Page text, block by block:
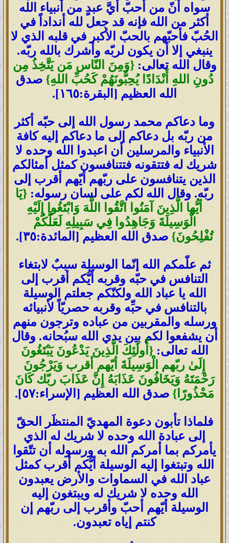
سواه أنّ من أحبّ أيَّ عبدٍ من أنبياء الله
أكثر من الله فإنه قد جعل لله أنداداً في
الحُبّ فأحبّهم بالحبّ الأكبر في قلبه الذي لا
ينبغي إلا أن يكون لربّه وأشرك بالله ربّه.
وقال الله تعالى:{وَمِنَ النّاس مَن يَتَّخِذُ مِن
دُونِ اللهِ أَنْدَادًا يُحِبُّونَهُمْ كَحُبِّ اللهِ}صدق
الله العظيم [البقرة:١٦٥].
وما دعاكم محمد رسول الله إلى حبّه أكثر
من ربّه بل دعاكم إلى ما دعاكم إليه كافة
الأنبياء والمرسلين أن اعبدوا الله وحده لا
شريك له فتتقونه فتتنافسون كمثل أمثالكم
الذين يتنافسون على ربّهم أيّهم أقرب إلى
ربّه. وقال الله لكم على لسان رسوله: {يَا
أيُّها الَّذِينَ آمَنُوا اتَّقُوا اللَّهَ وَابْتَغُوا إِلَيْهِ
الْوَسِيلَةَ وَجَاهِدُوا فِي سَبِيلِهِ لَعَلَّكُمْ
تُفْلِحُونَ} صدق الله العظيم [المائدة:٣٥].
ثم علّمكم الله إنّما الوسيلة سببٌ لابتغاء
التنافس في حبّه وقربه أيُّكم أقرب إلى
الله يا عباد الله ولكنّكم جعلتم الوسيلة
بالتنافس في حبِّه وقربه حصريّاً لأنبيائه
ورسله والمقربين من عباده وترجون منهم
أن يشفعوا لكم بين يدي الله سبُحانه. وقال
الله تعالى:{أُولَٰئِكَ الَّذِينَ يَدْعُونَ يَبْتَغُونَ
إِلَىٰ ربّهم الْوَسِيلَةَ أيّهم أقرب وَيَرْجُونَ
رَحْمَتَهُ وَيَخَافُونَ عَذَابَهُ إِنَّ عَذَابَ ربّك كَانَ
مَحْذُورًا} صدق الله العظيم [الإسراء:٥٧].
فلماذا تأبون دعوة المهديّ المنتظَر الحقّ
إلى عبادة الله وحده لا شريك له الذي
يأمركم بما أمركم الله به ورسوله أن تتّقوا
الله وتبتغوا إليه الوسيلة أيُّكم أقرب كمثل
عباد الله في السماوات والأرض يعبدون
الله وحده لا شريك له ويبتغون إليه
الوسيلة أيّهم أحبّ وأقرب إلى ربّهم إن
كنتم إياه تعبدون.